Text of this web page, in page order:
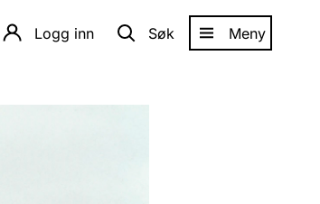
Logg inn Søk Meny